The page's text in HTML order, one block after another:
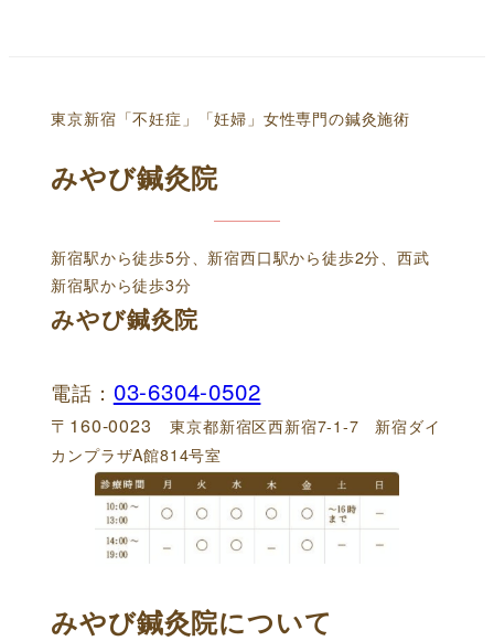
東京新宿「不妊症」「妊婦」女性専門の鍼灸施術
みやび鍼灸院
新宿駅から徒歩5分、新宿西口駅から徒歩2分、西武
新宿駅から徒歩3分
みやび鍼灸院
電話： 03-6304-0502
〒160-0023東京都新宿区西新宿7-1-7 新宿ダイ
カンプラザA館814号室
みやび鍼灸院について